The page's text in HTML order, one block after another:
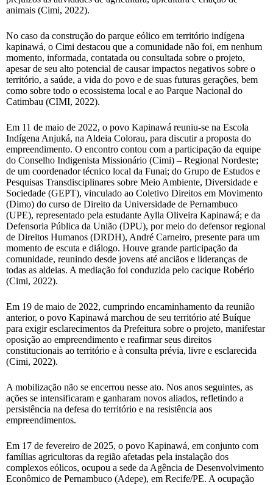
animais (Cimi, 2022).
No caso da construção do parque eólico em território indígena
kapinawá, o Cimi destacou que a comunidade não foi, em nenhum
momento, informada, contatada ou consultada sobre o projeto,
apesar de seu alto potencial de causar impactos negativos sobre o
território, a saúde, a vida do povo e de suas futuras gerações, bem
como sobre todo o ecossistema local e ao Parque Nacional do
Catimbau (CIMI, 2022).
Em 11 de maio de 2022, o povo Kapinawá reuniu-se na Escola
Indígena Anjuká, na Aldeia Colorau, para discutir a proposta do
empreendimento. O encontro contou com a participação da equipe
do Conselho Indigenista Missionário (Cimi) – Regional Nordeste;
de um coordenador técnico local da Funai; do Grupo de Estudos e
Pesquisas Transdisciplinares sobre Meio Ambiente, Diversidade e
Sociedade (GEPT), vinculado ao Coletivo Direitos em Movimento
(Dimo) do curso de Direito da Universidade de Pernambuco
(UPE), representado pela estudante Aylla Oliveira Kapinawá; e da
Defensoria Pública da União (DPU), por meio do defensor regional
de Direitos Humanos (DRDH), André Carneiro, presente para um
momento de escuta e diálogo. Houve grande participação da
comunidade, reunindo desde jovens até anciãos e lideranças de
todas as aldeias. A mediação foi conduzida pelo cacique Robério
(Cimi, 2022).
Em 19 de maio de 2022, cumprindo encaminhamento da reunião
anterior, o povo Kapinawá marchou de seu território até Buíque
para exigir esclarecimentos da Prefeitura sobre o projeto, manifestar
oposição ao empreendimento e reafirmar seus direitos
constitucionais ao território e à consulta prévia, livre e esclarecida
(Cimi, 2022).
A mobilização não se encerrou nesse ato. Nos anos seguintes, as
ações se intensificaram e ganharam novos aliados, refletindo a
persistência na defesa do território e na resistência aos
empreendimentos.
Em 17 de fevereiro de 2025, o povo Kapinawá, em conjunto com
famílias agricultoras da região afetadas pela instalação dos
complexos eólicos, ocupou a sede da Agência de Desenvolvimento
Econômico de Pernambuco (Adepe), em Recife/PE. A ocupação